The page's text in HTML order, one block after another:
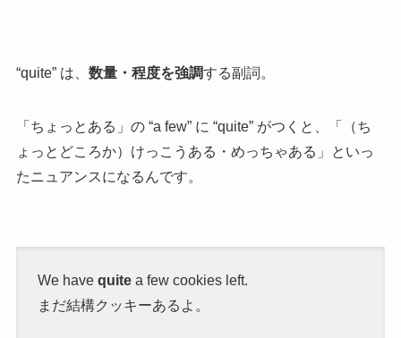
“quite” は、 数量・程度を強調する副詞。
「ちょっとある」の “a few” に “quite” がつくと、「（ち
ょっとどころか）けっこうある・めっちゃある」といっ
たニュアンスになるんです。
We have quitea few cookies left.
まだ結構クッキーあるよ。